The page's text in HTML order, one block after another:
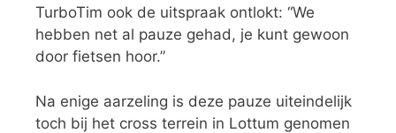
TurboTim ook de uitspraak ontlokt: “We
hebben net al pauze gehad, je kunt gewoon
door fietsen hoor.”
Na enige aarzeling is deze pauze uiteindelijk
toch bij het cross terrein in Lottum genomen